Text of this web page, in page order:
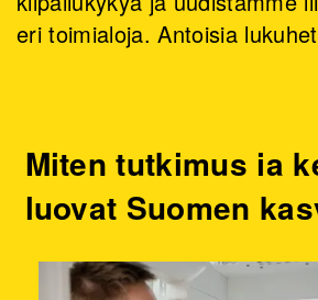
eri toimialoja. Antoisia
Miten tutkimus ja
luovat Suomen